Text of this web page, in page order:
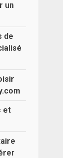
un
de
et